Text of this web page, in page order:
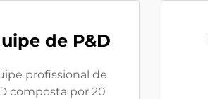
de P&D
profissional de
composta por 20